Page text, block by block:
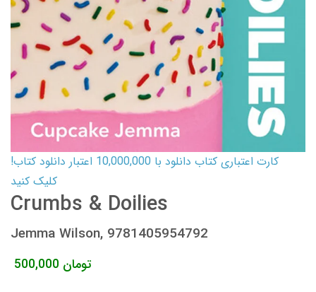
کارت اعتباری کتاب دانلود با 10,000,000 اعتبار دانلود کتاب!
کلیک کنید
Crumbs & Doilies
Jemma Wilson, 9781405954792
500,000 تومان